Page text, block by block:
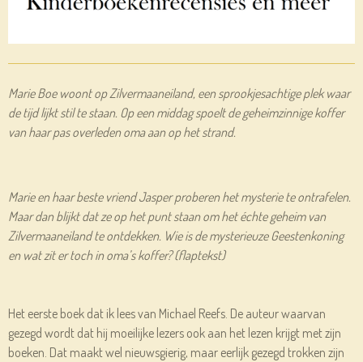
Marie Boe woont op Zilvermaaneiland, een sprookjesachtige plek waar
de tijd lijkt stil te staan. Op een middag spoelt de geheimzinnige koffer
van haar pas overleden oma aan op het strand.
Marie en haar beste vriend Jasper proberen het mysterie te ontrafelen.
Maar dan blijkt dat ze op het punt staan om het échte geheim van
Zilvermaaneiland te ontdekken. Wie is de mysterieuze Geestenkoning
en wat zit er toch in oma’s koffer? (flaptekst)
Het eerste boek dat ik lees van Michael Reefs. De auteur waarvan
gezegd wordt dat hij moeilijke lezers ook aan het lezen krijgt met zijn
boeken. Dat maakt wel nieuwsgierig, maar eerlijk gezegd trokken zijn